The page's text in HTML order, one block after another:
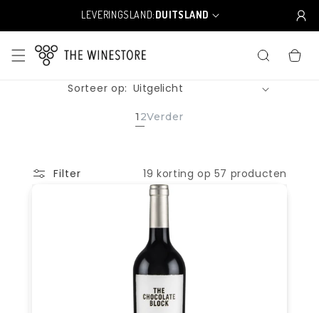
content
LEVERINGSLAND:
L
a
n
d
r
DUITSLAND
1 2Verder
Sorteer op:
Filter 19 korting op 57 producten